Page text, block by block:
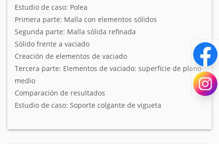
Estudio de caso: Polea
Primera parte: Malla con elementos sólidos
Segunda parte: Malla sólida refinada
Sólido frente a vaciado
Creación de elementos de vaciado
Tercera parte: Elementos de vaciado: superficie de plano
medio
Comparación de resultados
Estudio de caso: Soporte colgante de vigueta